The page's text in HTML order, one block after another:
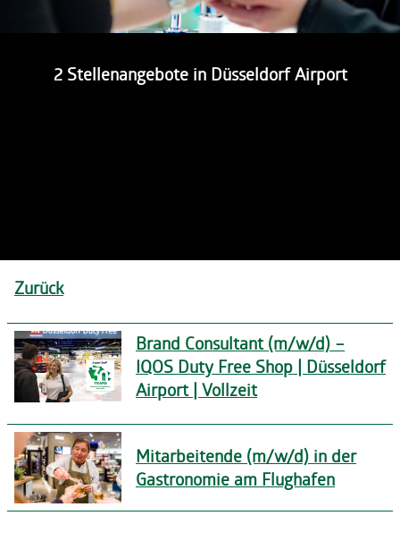
2 Stellenangebote in Düsseldorf Airport
Zurück
Brand Consultant (m/w/d) –
IQOS Duty Free Shop | Düsseldorf
Airport | Vollzeit
Mitarbeitende (m/w/d) in der
Gastronomie am Flughafen